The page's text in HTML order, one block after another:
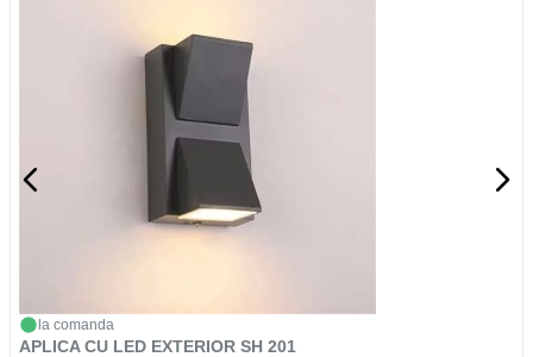
la comanda
APLICA CU LED EXTERIOR SH 201